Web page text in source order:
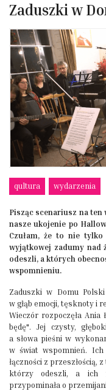
Zaduszki w
qultura wydarzenia
Pisząc scenariusz na ten
nasze ukojenie po
Czułam, że to nie
wyjątkowej zadumy nad
odeszli, a których
wspomnieniu.
Zaduszki w Domu
w głąb emocji, tęsknoty i
Wieczór rozpoczęła
będę". Jej czysty,
a słowa pieśni w
w świat wspomnień.
łączności z przeszłością,
którzy odeszli, a ich
przypominała o